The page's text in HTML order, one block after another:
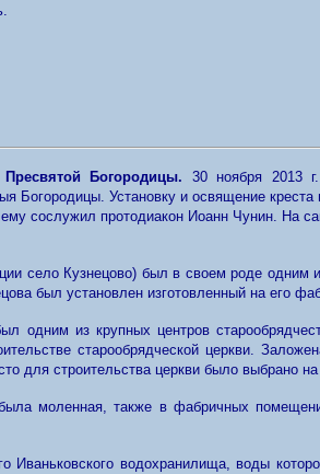
Богородицы. 30 ноября 2013
Богородицы. Установку и освящение
сослужил протодиакон Иоанн Чунин. На
село Кузнецово) был в своем роде
был установлен изготовленный на его
одним из крупных центров
старообрядческой церкви.
для строительства церкви было выбрано
моленная, также в фабричных
Иваньковского водохранилища, воды